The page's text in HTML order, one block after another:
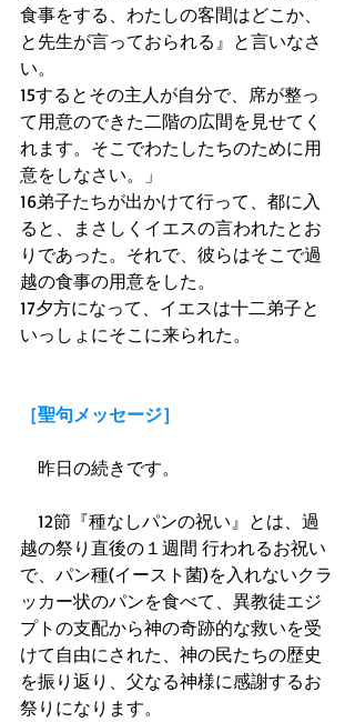
食事をする、わたしの客間はどこか、
と先生が言っておられる』と言いなさ
い。
15するとその主人が自分で、席が整っ
て用意のできた二階の広間を見せてく
れます。そこでわたしたちのために用
意をしなさい。」
16弟子たちが出かけて行って、都に入
ると、まさしくイエスの言われたとお
りであった。それで、彼らはそこで過
越の食事の用意をした。
17夕方になって、イエスは十二弟子と
いっしょにそこに来られた。
［聖句メッセージ］
昨日の続きです。
12節『種なしパンの祝い』とは、過
越の祭り直後の１週間 行われるお祝い
で、パン種(イースト菌)を入れないクラ
ッカー状のパンを食べて、異教徒エジ
プトの支配から神の奇跡的な救いを受
けて自由にされた、神の民たちの歴史
を振り返り、父なる神様に感謝するお
祭りになります。